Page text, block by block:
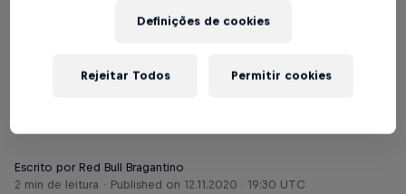
Escrito por Red Bull Bragantino
2 min de leitura
Published on 12.11.2020 · 19:30 UTC
Definições de cookies
Rejeitar Todos Permitir cookies